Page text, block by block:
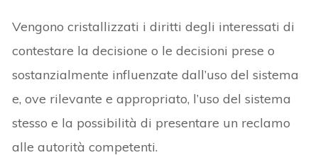
Vengono cristallizzati i diritti degli interessati di
contestare la decisione o le decisioni prese o
sostanzialmente influenzate dall’uso del sistema
e, ove rilevante e appropriato, l’uso del sistema
stesso e la possibilità di presentare un reclamo
alle autorità competenti.